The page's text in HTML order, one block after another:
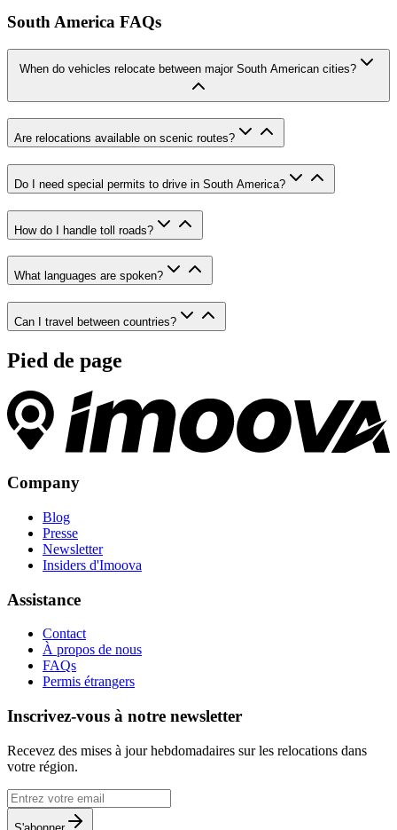
South America FAQs
When do vehicles relocate between major South American cities?
Are relocations available on scenic routes?
Do I need special permits to drive in South America?
How do I handle toll roads?
What languages are spoken?
Can I travel between countries?
Pied de page
Company
Blog
Presse
Newsletter
Insiders d'Imoova
Assistance
Contact
À propos de nous
FAQs
Permis étrangers
Inscrivez-vous à notre newsletter
Recevez des mises à jour hebdomadaires sur les relocations dans
votre région.